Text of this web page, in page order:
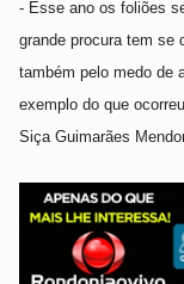
- Esse ano os foliões
grande procura tem se
também pelo medo de
exemplo do que
Siça Guimarães